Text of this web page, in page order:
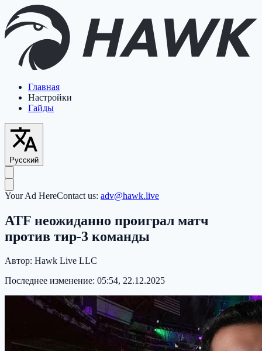
Главная
Настройки
Гайды
Русский
Your Ad HereContact us: adv@hawk.live
ATF неожиданно проиграл матч
против тир-3 команды
Автор: Hawk Live LLC
Последнее изменение: 05:54, 22.12.2025